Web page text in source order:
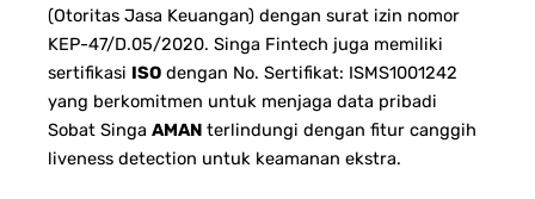
(Otoritas Jasa Keuangan) dengan surat izin nomor
KEP-47/D.05/2020. Singa Fintech juga memiliki
sertifikasi ISO dengan No. Sertifikat: ISMS1001242
yang berkomitmen untuk menjaga data pribadi
Sobat Singa AMAN terlindungi dengan fitur canggih
liveness detection untuk keamanan ekstra.